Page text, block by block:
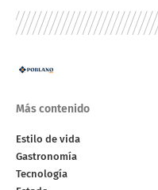
Más contenido
Estilo de vida
Gastronomía
Tecnología